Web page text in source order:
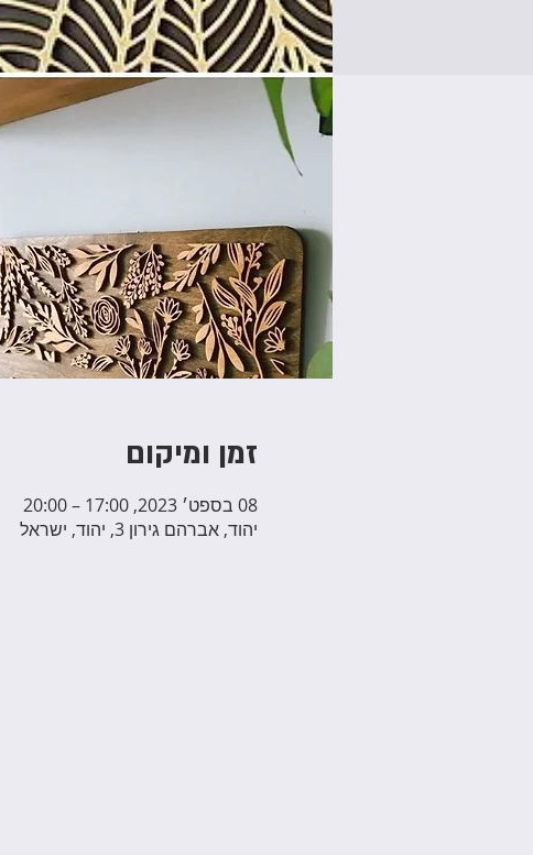
זמן ומיקום
08 בספט׳ 2023, 17:00 – 20:00
יהוד, אברהם גירון 3, יהוד, ישראל